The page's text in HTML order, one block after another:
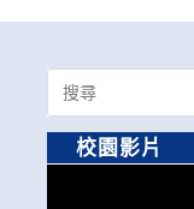
Search
for:
校園影片